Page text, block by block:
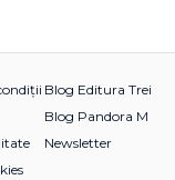
Blog Editura Trei
Blog Pandora M
Newsletter